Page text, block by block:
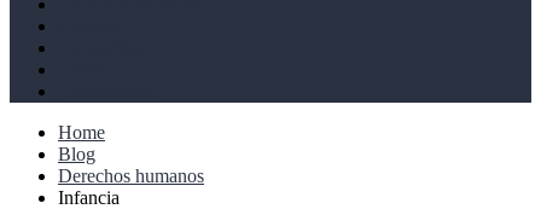
Home
Blog
Derechos humanos
Infancia